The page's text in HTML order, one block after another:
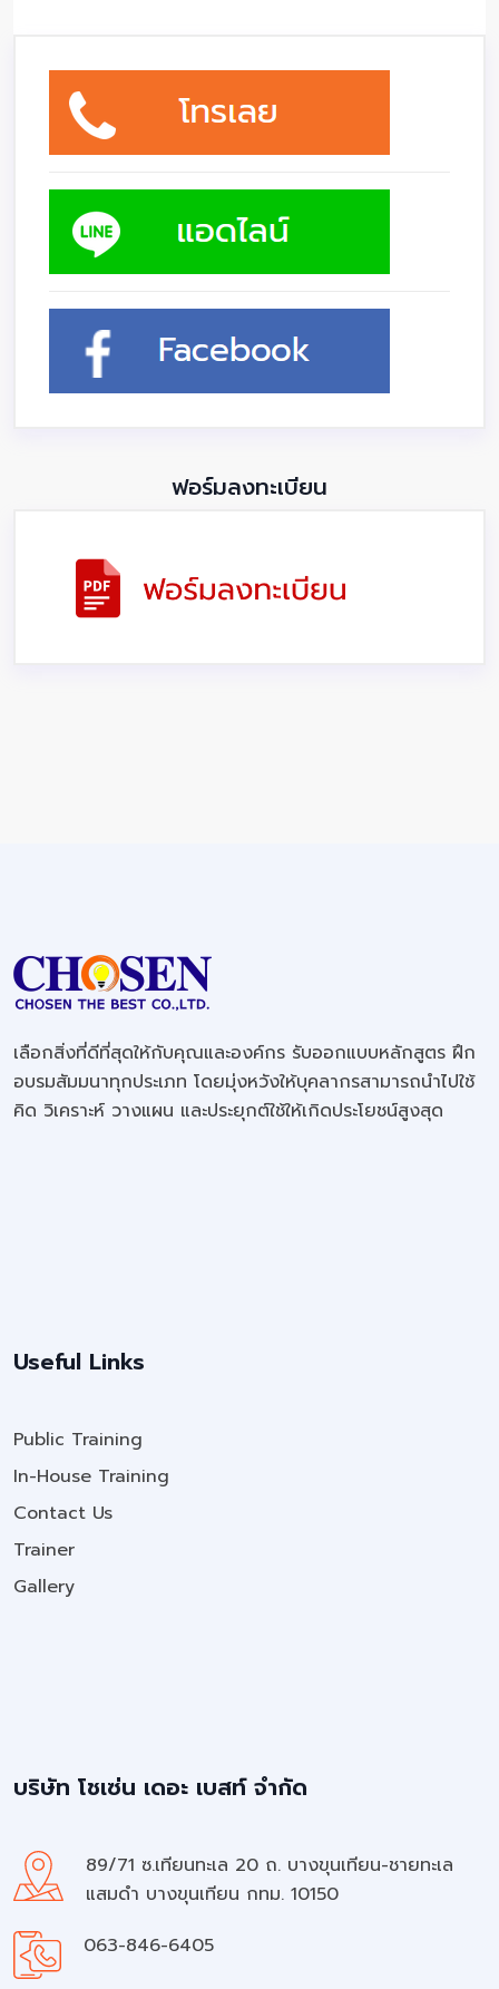
ฟอร์มลงทะเบียน
เลือกสิ่งที่ดีที่สุดให้กับคุณและองค์กร รับออกแบบหลักสูตร ฝึก
อบรมสัมมนาทุกประเภท โดยมุ่งหวังให้บุคลากรสามารถนำไปใช้
คิด วิเคราะห์ วางแผน และประยุกต์ใช้ให้เกิดประโยชน์สูงสุด
Useful Links
Public Training
In-House Training
Contact Us
Trainer
Gallery
บริษัท โชเซ่น เดอะ เบสท์ จำกัด
89/71 ซ.เทียนทะเล 20 ถ. บางขุนเทียน-ชายทะเล
แสมดำ บางขุนเทียน กทม. 10150
063-846-6405